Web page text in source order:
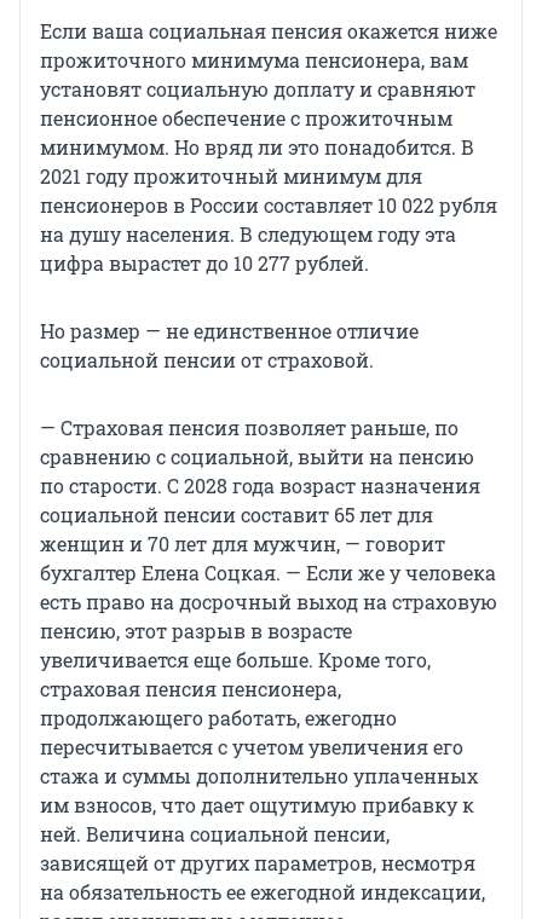
Если ваша социальная пенсия окажется ниже
прожиточного минимума пенсионера, вам
установят социальную доплату и сравняют
пенсионное обеспечение с прожиточным
минимумом. Но вряд ли это понадобится. В
2021 году прожиточный минимум для
пенсионеров в России составляет 10 022 рубля
на душу населения. В следующем году эта
цифра вырастет до 10 277 рублей.
Но размер — не единственное отличие
социальной пенсии от страховой.
— Страховая пенсия позволяет раньше, по
сравнению с социальной, выйти на пенсию
по старости. С 2028 года возраст назначения
социальной пенсии составит 65 лет для
женщин и 70 лет для мужчин, — говорит
бухгалтер Елена Соцкая. — Если же у человека
есть право на досрочный выход на страховую
пенсию, этот разрыв в возрасте
увеличивается еще больше. Кроме того,
страховая пенсия пенсионера,
продолжающего работать, ежегодно
пересчитывается с учетом увеличения его
стажа и суммы дополнительно уплаченных
им взносов, что дает ощутимую прибавку к
ней. Величина социальной пенсии,
зависящей от других параметров, несмотря
на обязательность ее ежегодной индексации,